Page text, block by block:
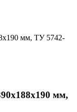
мм,